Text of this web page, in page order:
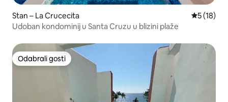
Stan – La Crucecita Prosječna
5 (18)
Udoban kondominij u Santa Cruzu u blizini plaže
Odabrali gosti
Odabrali gosti